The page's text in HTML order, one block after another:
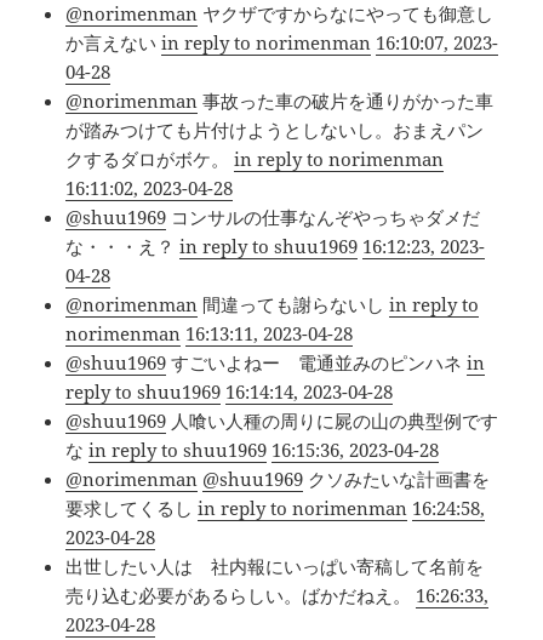
@norimenman ヤクザですからなにやっても御意し
か言えないin reply to norimenman 16:10:07, 2023-
04-28
@norimenman 事故った車の破片を通りがかった車
が踏みつけても片付けようとしないし。おまえパン
クするダロがボケ。in reply to norimenman
16:11:02, 2023-04-28
@shuu1969 コンサルの仕事なんぞやっちゃダメだ
な・・・え？in reply to shuu1969 16:12:23, 2023-
04-28
@norimenman 間違っても謝らないしin reply to
norimenman 16:13:11, 2023-04-28
@shuu1969 すごいよねー 電通並みのピンハネin
reply to shuu1969 16:14:14, 2023-04-28
@shuu1969 人喰い人種の周りに屍の山の典型例です
なin reply to shuu1969 16:15:36, 2023-04-28
@norimenman @shuu1969 クソみたいな計画書を
要求してくるしin reply to norimenman 16:24:58,
2023-04-28
出世したい人は 社内報にいっぱい寄稿して名前を
売り込む必要があるらしい。ばかだねえ。 16:26:33,
2023-04-28